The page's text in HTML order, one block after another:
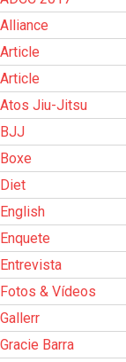
Alliance
Article
Article
Atos Jiu-Jitsu
BJJ
Boxe
Diet
English
Enquete
Entrevista
Fotos & Vídeos
Gallerr
Gracie Barra